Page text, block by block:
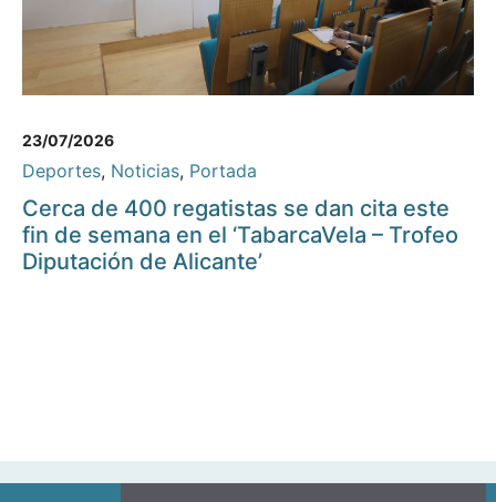
23/07/2026
Deportes, Noticias, Portada
Cerca de 400 regatistas se dan cita este
fin de semana en el ‘TabarcaVela – Trofeo
Diputación de Alicante’